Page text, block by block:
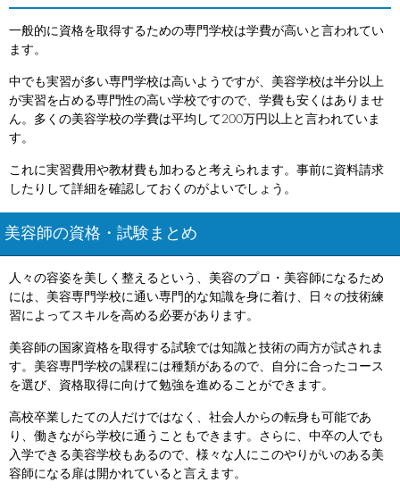
一般的に資格を取得するための専門学校は学費が高いと言われてい
ます。
中でも実習が多い専門学校は高いようですが、美容学校は半分以上
が実習を占める専門性の高い学校ですので、学費も安くはありませ
ん。多くの美容学校の学費は平均して200万円以上と言われていま
す。
これに実習費用や教材費も加わると考えられます。事前に資料請求
したりして詳細を確認しておくのがよいでしょう。
美容師の資格・試験まとめ
人々の容姿を美しく整えるという、美容のプロ・美容師になるため
には、美容専門学校に通い専門的な知識を身に着け、日々の技術練
習によってスキルを高める必要があります。
美容師の国家資格を取得する試験では知識と技術の両方が試されま
す。美容専門学校の課程には種類があるので、自分に合ったコース
を選び、資格取得に向けて勉強を進めることができます。
高校卒業したての人だけではなく、社会人からの転身も可能であ
り、働きながら学校に通うこともできます。さらに、中卒の人でも
入学できる美容学校もあるので、様々な人にこのやりがいのある美
容師になる扉は開かれていると言えます。